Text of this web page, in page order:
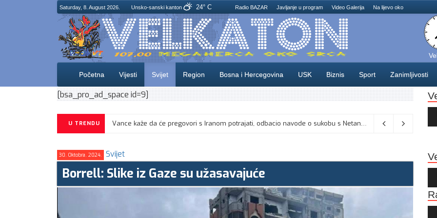
Saturday, 8. August 2026. Unsko-sanski kanton 24° C Radio BAZAR Javljanje u program Video Galerija Na lijevo oko
Početna Vijesti Svijet Region Bosna i Hercegovina USK Biznis Sport Zanimljivosti
[bsa_pro_ad_space id=9]
U TRENDU CIK objavio izgled glasačkog listića: Umjesto “iksa” popunjavati kružić 06/08/2026
30. Oktobra. 2024. Svijet
Borrell: Slike iz Gaze su užasavajuće